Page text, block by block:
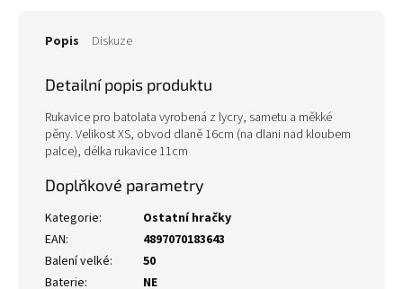
Popis Diskuze
Detailní popis produktu
Rukavice pro batolata vyrobená z lycry, sametu a měkké
pěny. Velikost XS, obvod dlaně 16cm (na dlani nad kloubem
palce), délka rukavice 11cm
Doplňkové parametry
Kategorie:
Ostatní hračky
EAN:
4897070183643
Balení velké:
50
Baterie: NE